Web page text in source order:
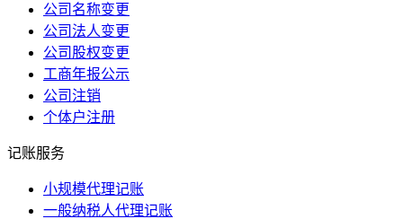
公司名称变更
公司法人变更
公司股权变更
工商年报公示
公司注销
个体户注册
记账服务
小规模代理记账
一般纳税人代理记账